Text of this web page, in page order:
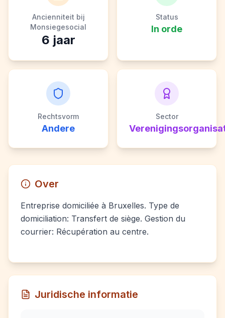
Ancienniteit bij
Monsiegesocial
6 jaar
Status
In orde
Rechtsvorm
Andere
Sector
Over
Entreprise domiciliée à Bruxelles. Type de
domiciliation: Transfert de siège. Gestion du
courrier: Récupération au centre.
Juridische informatie